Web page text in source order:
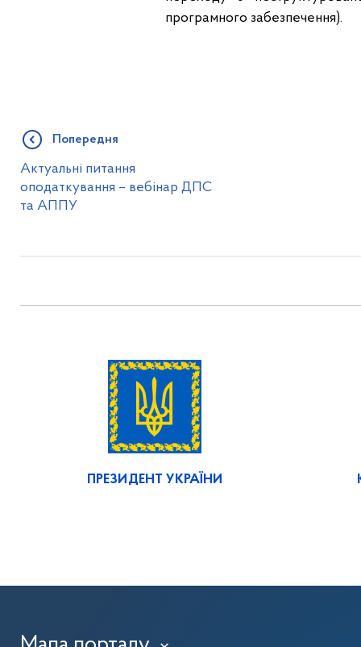
програмного забезпечення).
Попередня
Актуальні питання
оподаткування – вебінар ДПС
та АППУ
ПРЕЗИДЕНТ УКРАЇНИ
›